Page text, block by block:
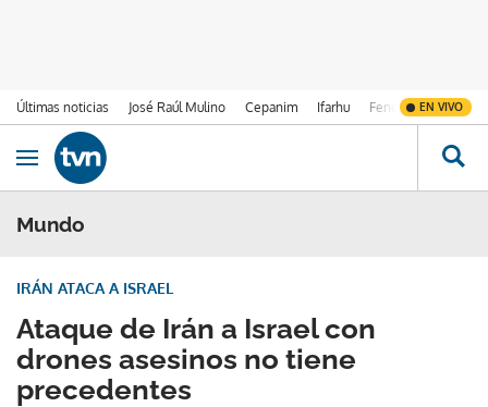
Últimas noticias José Raúl Mulino Cepanim Ifarhu Fenómeno de El
EN VIVO
Ir al contenido
Obrir navegació
Mundo
Ataque de Irán a Israel con
drones asesinos no tiene
precedentes
IRÁN ATACA A ISRAEL